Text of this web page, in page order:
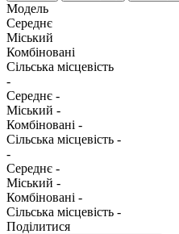
Модель
Середнє
Міський
Комбіновані
Сільська місцевість
-
Середнє -
Міський -
Комбіновані -
Сільська місцевість -
-
Середнє -
Міський -
Комбіновані -
Сільська місцевість -
Поділитися